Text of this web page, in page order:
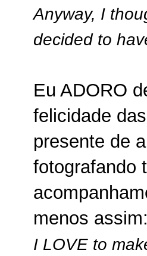
Anyway, I
decided to
Eu ADORO
felicidade
presente de
fotografando
menos assim:
I LOVE to